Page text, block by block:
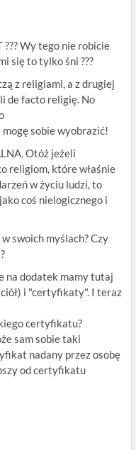
??? Wy tego nie robicie
się to tylko śni ???
z religiami, a z drugiej
de facto religię. No
sobie wyobrazić!
Otóż jeżeli
religiom, które właśnie
w życiu ludzi, to
coś nielogicznego i
swoich myślach? Czy
na dodatek mamy tutaj
i "certyfikaty". I teraz
certyfikatu?
sam sobie taki
nadany przez osobę
od certyfikatu